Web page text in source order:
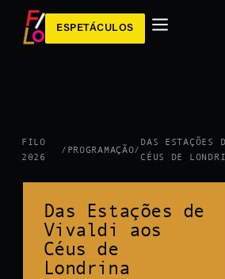
ESPETÁCULOS
FILO
2026
/ PROGRAMAÇÃO/
DAS ESTAÇÕES
CÉUS DE
Das Estações de
Vivaldi aos
Céus de
Londrina